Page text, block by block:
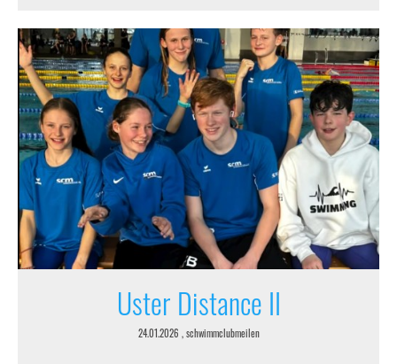
Uster Distance II
24.01.2026 , schwimmclubmeilen